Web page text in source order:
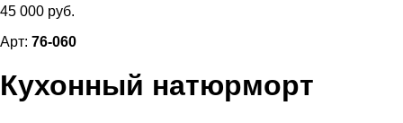
45 000 руб.
Арт: 76-060
Кухонный натюрморт